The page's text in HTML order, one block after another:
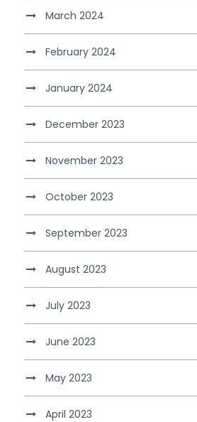
March 2024
February 2024
January 2024
December 2023
November 2023
October 2023
September 2023
August 2023
July 2023
June 2023
May 2023
April 2023